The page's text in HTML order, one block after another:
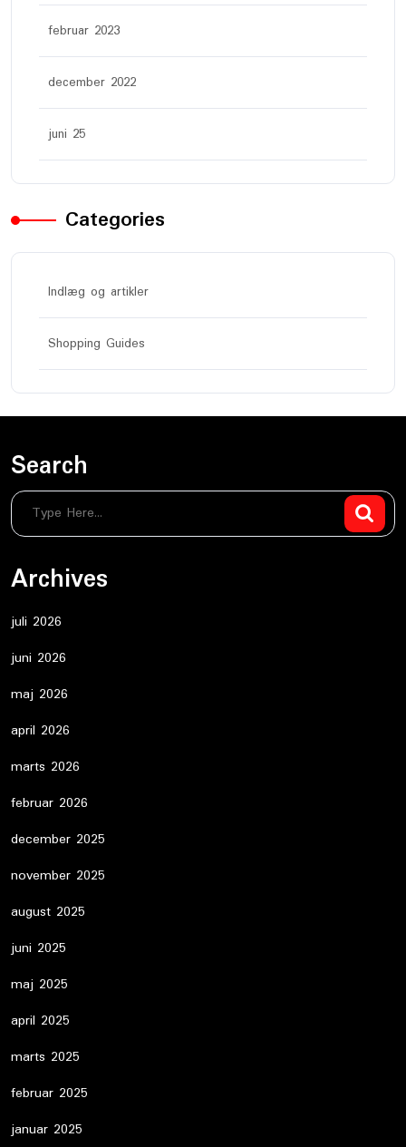
februar 2023
december 2022
juni 25
Categories
Indlæg og artikler
Shopping Guides
Search
Archives
juli 2026
juni 2026
maj 2026
april 2026
marts 2026
februar 2026
december 2025
november 2025
august 2025
juni 2025
maj 2025
april 2025
marts 2025
februar 2025
januar 2025